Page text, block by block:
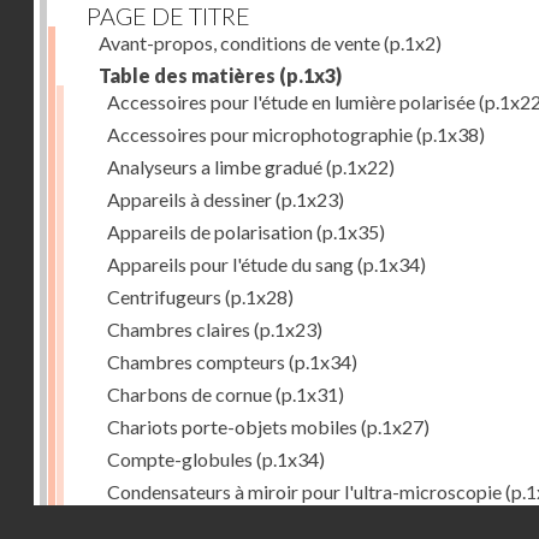
PAGE DE TITRE
Avant-propos, conditions de vente(p.1x2)
Table des matières (p.1x3)
Accessoires pour l'étude en lumière polarisée
Accessoires pour microphotographie(p.1x38)
Analyseurs a limbe gradué(p.1x22)
Appareils à dessiner(p.1x23)
Appareils de polarisation(p.1x35)
Appareils pour l'étude du sang(p.1x34)
Centrifugeurs (p.1x28)
Chambres claires (p.1x23)
Chambres compteurs (p.1x34)
Charbons de cornue(p.1x31)
Chariots porte-objets mobiles (p.1x27)
Compte-globules (p.1x34)
Condensateurs à miroir pour l'ultra-microscopie